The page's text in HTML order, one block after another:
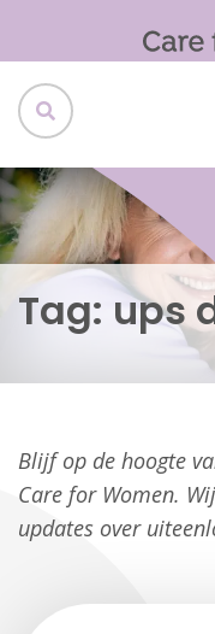
Tag: ups
Blijf op de hoogte
Care for Women.
updates over